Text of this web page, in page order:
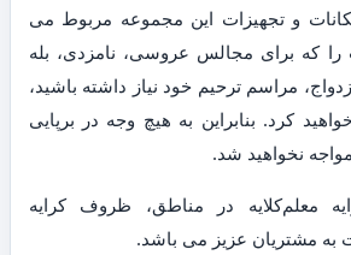
و تجهیزات این مجموعه مربوط می
را که برای مجالس عروسی، نامزدی، بله
مراسم ترحیم خود نیاز داشته باشید،
کرد. بنابراین به هیچ وجه در برپایی
نخواهید شد.
معلم‌کلایه در مناطق، ظروف کرایه
به مشتریان عزیز می باشد.